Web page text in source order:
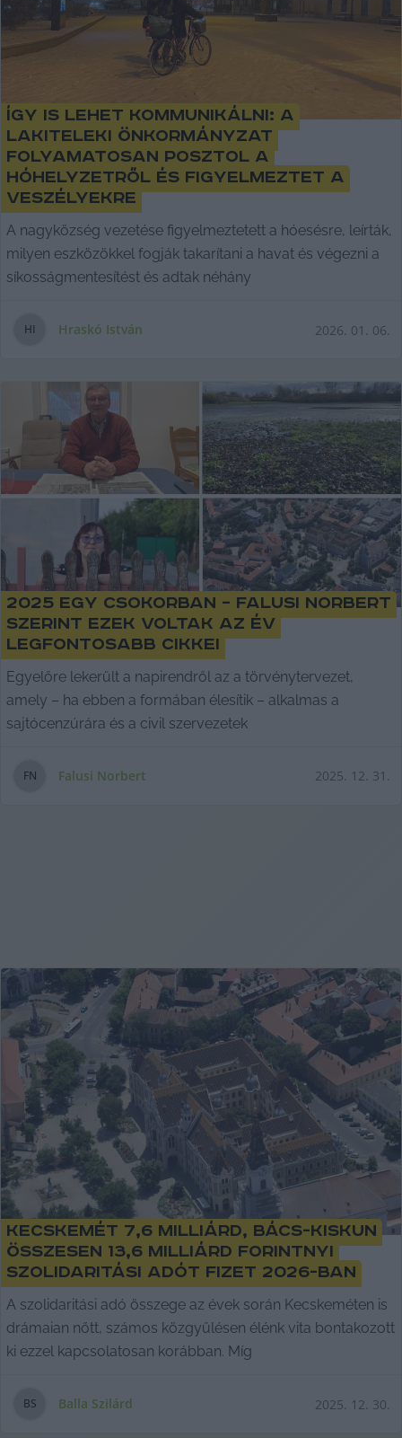
Így is lehet kommunikálni: a
lakiteleki önkormányzat
folyamatosan posztol a
hóhelyzetről és figyelmeztet a
veszélyekre
A nagyközség vezetése figyelmeztetett a hóesésre, leírták,
milyen eszközökkel fogják takarítani a havat és végezni a
síkosságmentesítést és adtak néhány
HI Hraskó István 2026. 01. 06.
2025 egy csokorban – Falusi Norbert
szerint ezek voltak az év
legfontosabb cikkei
Egyelőre lekerült a napirendről az a törvénytervezet,
amely – ha ebben a formában élesítik – alkalmas a
sajtócenzúrára és a civil szervezetek
FN Falusi Norbert 2025. 12. 31.
Kecskemét 7,6 milliárd, Bács-Kiskun
összesen 13,6 milliárd forintnyi
szolidaritási adót fizet 2026-ban
A szolidaritási adó összege az évek során Kecskeméten is
drámaian nőtt, számos közgyűlésen élénk vita bontakozott
ki ezzel kapcsolatosan korábban. Míg
BS Balla Szilárd 2025. 12. 30.